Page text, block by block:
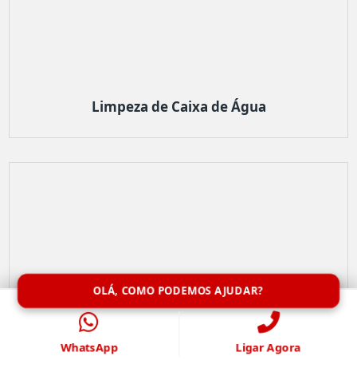
Limpeza de Caixa de Água
OLÁ, COMO PODEMOS AJUDAR?
WhatsApp Ligar Agora